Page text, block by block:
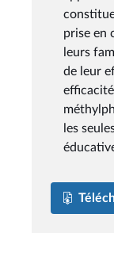
prise en
leurs
de leur
les